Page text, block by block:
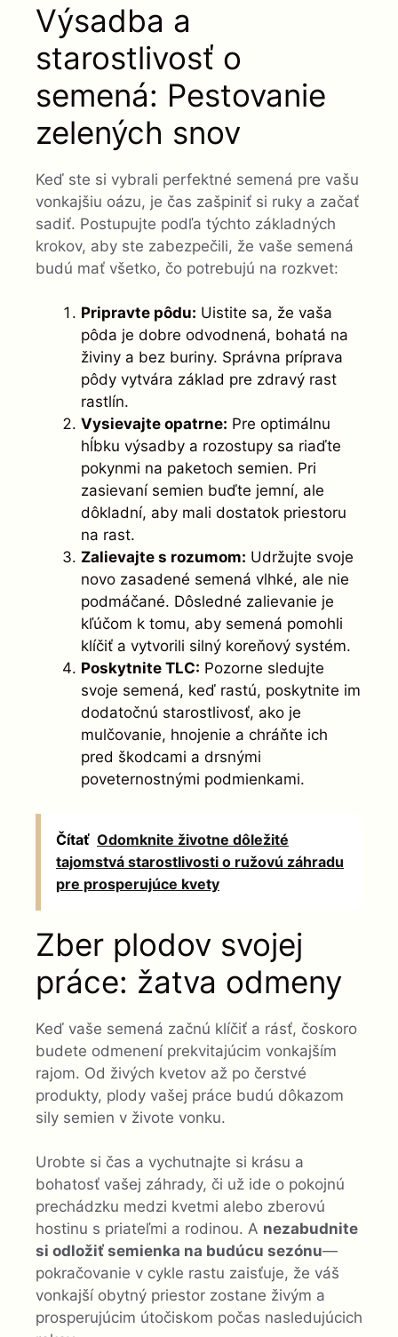
Výsadba a
starostlivosť o
semená: Pestovanie
zelených snov
Keď ste si vybrali perfektné semená pre vašu
vonkajšiu oázu, je čas zašpiniť si ruky a začať
sadiť. Postupujte podľa týchto základných
krokov, aby ste zabezpečili, že vaše semená
budú mať všetko, čo potrebujú na rozkvet:
Pripravte pôdu: Uistite sa, že vaša
pôda je dobre odvodnená, bohatá na
živiny a bez buriny. Správna príprava
pôdy vytvára základ pre zdravý rast
rastlín.
Vysievajte opatrne: Pre optimálnu
hĺbku výsadby a rozostupy sa riaďte
pokynmi na paketoch semien. Pri
zasievaní semien buďte jemní, ale
dôkladní, aby mali dostatok priestoru
na rast.
Zalievajte s rozumom: Udržujte svoje
novo zasadené semená vlhké, ale nie
podmáčané. Dôsledné zalievanie je
kľúčom k tomu, aby semená pomohli
klíčiť a vytvorili silný koreňový systém.
Poskytnite TLC: Pozorne sledujte
svoje semená, keď rastú, poskytnite im
dodatočnú starostlivosť, ako je
mulčovanie, hnojenie a chráňte ich
pred škodcami a drsnými
poveternostnými podmienkami.
Čítať Odomknite životne dôležité
tajomstvá starostlivosti o ružovú záhradu
pre prosperujúce kvety
Zber plodov svojej
práce: žatva odmeny
Keď vaše semená začnú klíčiť a rásť, čoskoro
budete odmenení prekvitajúcim vonkajším
rajom. Od živých kvetov až po čerstvé
produkty, plody vašej práce budú dôkazom
sily semien v živote vonku.
Urobte si čas a vychutnajte si krásu a
bohatosť vašej záhrady, či už ide o pokojnú
prechádzku medzi kvetmi alebo zberovú
hostinu s priateľmi a rodinou. A nezabudnite
si odložiť semienka na budúcu sezónu—
pokračovanie v cykle rastu zaisťuje, že váš
vonkajší obytný priestor zostane živým a
prosperujúcim útočiskom počas nasledujúcich